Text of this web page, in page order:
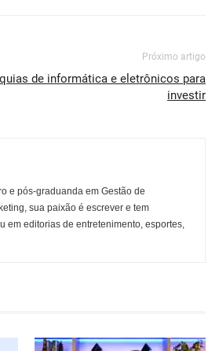
Próximo artigo
de informática e eletrônicos para
investir
e pós-graduanda em Gestão de
sua paixão é escrever e tem
em editorias de entretenimento, esportes,